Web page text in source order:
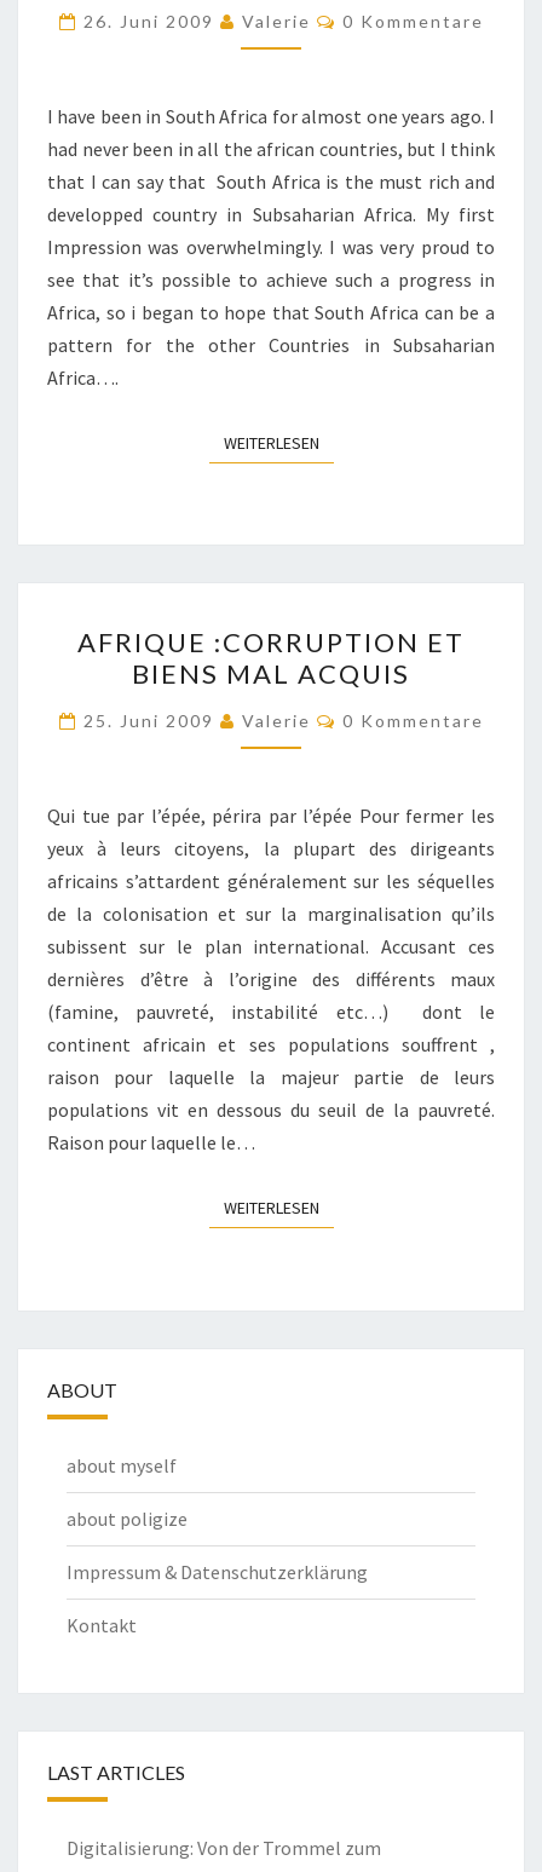
THE
FIGHT
JUSTICE
AND
AGAINST
CORRUPTION!
26. Juni 2009 Valerie Kommentare
0 Kommentare
I have been in South Africa for almost one years ago. I
had never been in all the african countries, but I think
that I can say that South Africa is the must rich and
developped country in Subsaharian Africa. My first
Impression was overwhelmingly. I was very proud to
see that it’s possible to achieve such a progress in
Africa, so i began to hope that South Africa can be a
pattern for the other Countries in Subsaharian
Africa….
WEITERLESENWEITERLESEN
:CORRUPTION
ET
BIENS
MAL
AFRIQUE :CORRUPTION ET
BIENS MAL ACQUIS
25. Juni 2009 Valerie Kommentare
0 Kommentare
Qui tue par l’épée, périra par l’épée Pour fermer les
yeux à leurs citoyens, la plupart des dirigeants
africains s’attardent généralement sur les séquelles
de la colonisation et sur la marginalisation qu’ils
subissent sur le plan international. Accusant ces
dernières d’être à l’origine des différents maux
(famine, pauvreté, instabilité etc…) dont le
continent africain et ses populations souffrent ,
raison pour laquelle la majeur partie de leurs
populations vit en dessous du seuil de la pauvreté.
Raison pour laquelle le…
WEITERLESENWEITERLESEN
ABOUT
about myself
about poligize
Impressum & Datenschutzerklärung
Kontakt
LAST ARTICLES
Digitalisierung: Von der Trommel zum